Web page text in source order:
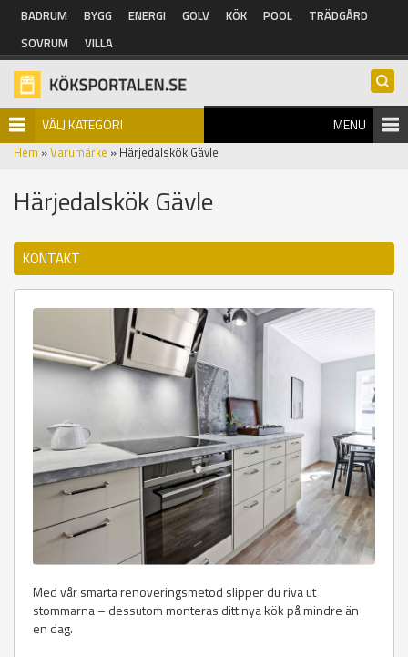
Hoppa till huvudinnehåll
BADRUM BYGG ENERGI GOLV KÖK POOL
TRÄDGÅRD
SOVRUM
VILLA
VÄLJ KATEGORI MENU
Hem »Varumärke » Härjedalskök Gävle
Härjedalskök Gävle
KONTAKT
Med vår smarta renoveringsmetod slipper du riva ut
stommarna – dessutom monteras ditt nya kök på mindre än
en dag.